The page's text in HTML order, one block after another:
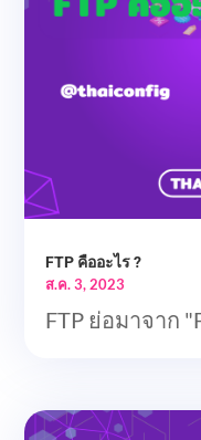
FTP คืออะไร ?
ส.ค. 3, 2023
FTP ย่อมาจาก